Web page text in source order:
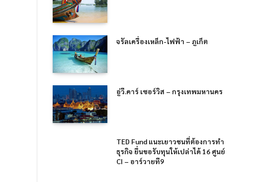
จรัลเครื่องเหล็ก-ไฟฟ้า – ภูเก็ต
อู่วี.คาร์ เซอร์วิส – กรุงเทพมหานคร
TED Fund แนะเยาวชนที่ต้องการทำ
ธุรกิจ ยื่นขอรับทุนให้เปล่าได้ 16 ศูนย์
CI – อาร์วายที9